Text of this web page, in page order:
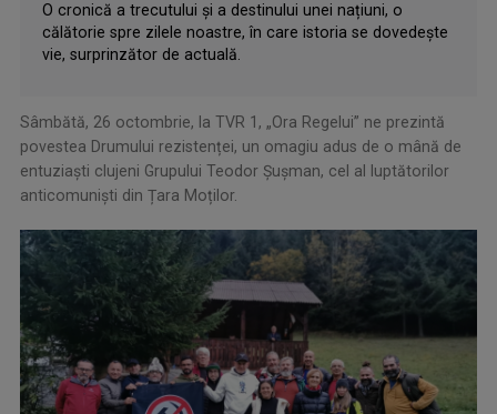
O cronică a trecutului și a destinului unei națiuni, o
călătorie spre zilele noastre, în care istoria se dovedește
vie, surprinzător de actuală.
Sâmbătă, 26 octombrie, la TVR 1, „Ora Regelui” ne prezintă
povestea Drumului rezistenței, un omagiu adus de o mână de
entuziaști clujeni Grupului Teodor Șușman, cel al luptătorilor
anticomuniști din Țara Moților.